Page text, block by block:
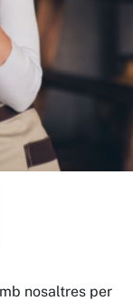
nosaltres per